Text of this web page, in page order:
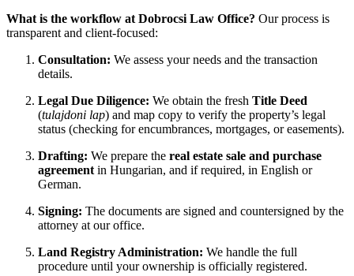
What is the workflow at Dobrocsi Law Office? Our process is
transparent and client-focused:
Consultation: We assess your needs and the transaction
details.
Legal Due Diligence: We obtain the fresh Title Deed
(tulajdoni lap) and map copy to verify the property’s legal
status (checking for encumbrances, mortgages, or easements).
Drafting: We prepare the real estate sale and purchase
agreement in Hungarian, and if required, in English or
German.
Signing: The documents are signed and countersigned by the
attorney at our office.
Land Registry Administration: We handle the full
procedure until your ownership is officially registered.